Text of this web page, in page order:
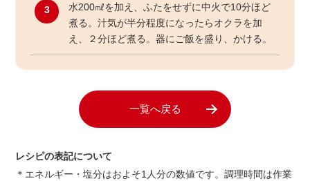
3
水200㎖を加え、ふたをせずに中火で10分ほど
煮る。汁気が半分程度になったらオクラを加
え、２分ほど煮る。器にご飯を盛り、かける。
一覧へ戻る
レシピの表記について
＊エネルギー・塩分はおよそ1人分の数値です。調理時間は作業